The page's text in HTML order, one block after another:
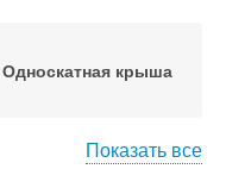
Односкатная крыша
Показать все